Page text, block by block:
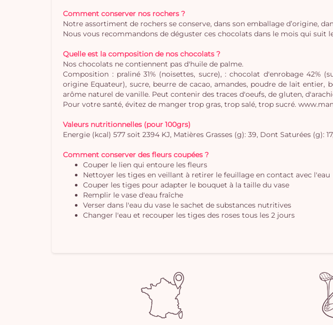
Comment conserver nos rochers ?
Notre assortiment de rochers se conserve, dans son emballage d’origine,
Nous vous recommandons de déguster ces chocolats dans le mois qui suit
Quelle est la composition de nos chocolats ?
Nos chocolats ne contiennent pas d'huile de palme.
Composition : praliné 31% (noisettes, sucre), : chocolat d'enrobage 42%
origine Equateur), sucre, beurre de cacao, amandes, poudre de lait entier,
arôme naturel de vanille. Peut contenir des traces d'oeufs, de gluten,
Pour votre santé, évitez de manger trop gras, trop salé, trop sucré.
Valeurs nutritionnelles (pour 100grs)
Energie (kcal) 577 soit 2394 KJ, Matières Grasses (g): 39, Dont Saturées (g):
Comment conserver des fleurs coupées ?
Couper le lien qui entoure les fleurs
Nettoyer les tiges en veillant à retirer le feuillage en contact avec l'eau
Couper les tiges pour adapter le bouquet à la taille du vase
Remplir le vase d'eau fraîche
Verser dans l'eau du vase le sachet de substances nutritives
Changer l'eau et recouper les tiges des roses tous les 2 jours